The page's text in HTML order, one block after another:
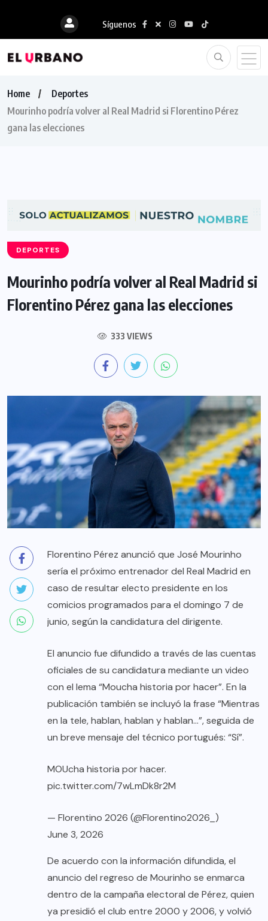
Síguenos
Home
Deportes
Mourinho podría volver al Real Madrid si Florentino Pérez
gana las elecciones
DEPORTES
Mourinho podría volver al Real Madrid si
Florentino Pérez gana las elecciones
333 VIEWS
Florentino Pérez anunció que José Mourinho
sería el próximo entrenador del Real Madrid en
caso de resultar electo presidente en los
comicios programados para el domingo 7 de
junio, según la candidatura del dirigente.
El anuncio fue difundido a través de las cuentas
oficiales de su candidatura mediante un video
con el lema “Moucha historia por hacer”. En la
publicación también se incluyó la frase “Mientras
en la tele, hablan, hablan y hablan…”, seguida de
un breve mensaje del técnico portugués: “Sí”.
MOUcha historia por hacer.
pic.twitter.com/7wLmDk8r2M
— Florentino 2026 (@Florentino2026_)
June 3, 2026
De acuerdo con la información difundida, el
anuncio del regreso de Mourinho se enmarca
dentro de la campaña electoral de Pérez, quien
ya presidió el club entre 2000 y 2006, y volvió